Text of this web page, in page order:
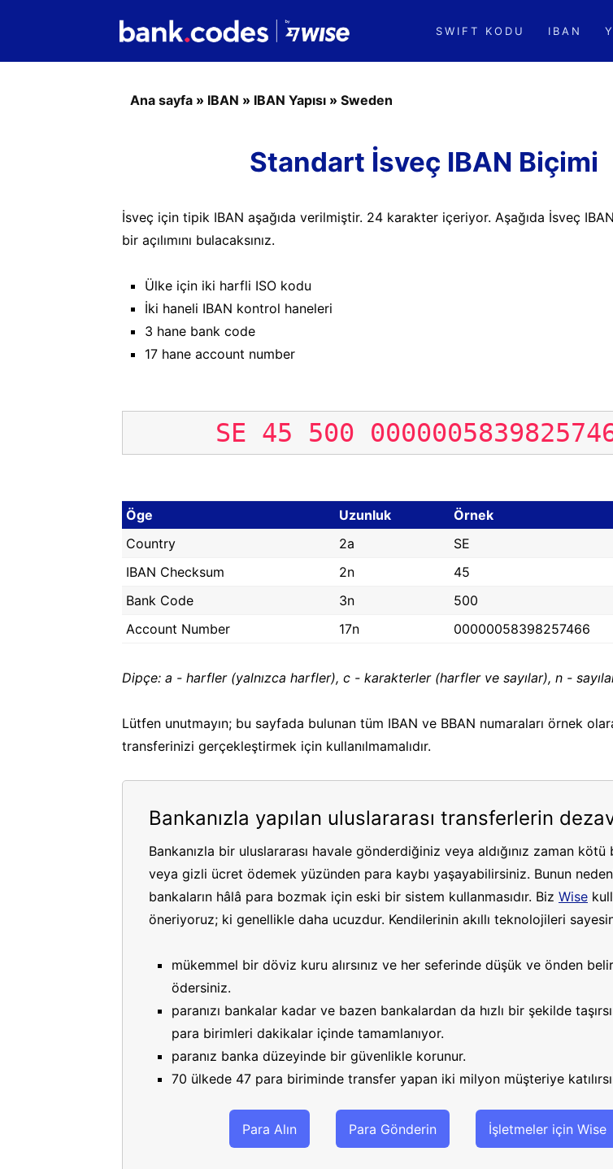
SWIFT KODU IBAN
Ana sayfa » IBAN » IBAN Yapısı » Sweden
Standart İsveç IBAN Biçimi
İsveç için tipik IBAN aşağıda verilmiştir. 24 karakter içeriyor. Aşağıda İsveç IBAN
bir açılımını bulacaksınız.
Ülke için iki harfli ISO kodu
İki haneli IBAN kontrol haneleri
3 hane bank code
17 hane account number
SE 45 500
Öge Uzunluk
Örnek
Country
2a
SE
IBAN Checksum
2n
45
Bank Code
3n
500
Account Number
17n 00000058398257466
Dipçe: a - harfler (yalnızca harfler), c - karakterler (harfler ve sayılar), n -
Lütfen unutmayın; bu sayfada bulunan tüm IBAN ve BBAN numaraları örnek
transferinizi gerçekleştirmek için kullanılmamalıdır.
Bankanızla yapılan uluslararası transferlerin
Bankanızla bir uluslararası havale gönderdiğiniz veya aldığınız zaman
veya gizli ücret ödemek yüzünden para kaybı yaşayabilirsiniz. Bunun
bankaların hâlâ para bozmak için eski bir sistem kullanmasıdır. Biz Wise
öneriyoruz; ki genellikle daha ucuzdur. Kendilerinin akıllı teknolojileri
mükemmel bir döviz kuru alırsınız ve her seferinde düşük ve önden
ödersiniz.
paranızı bankalar kadar ve bazen bankalardan da hızlı bir şekilde
para birimleri dakikalar içinde tamamlanıyor.
paranız banka düzeyinde bir güvenlikle korunur.
70 ülkede 47 para biriminde transfer yapan iki milyon müşteriye
Para Alın Para Gönderin İşletmeler için Wise